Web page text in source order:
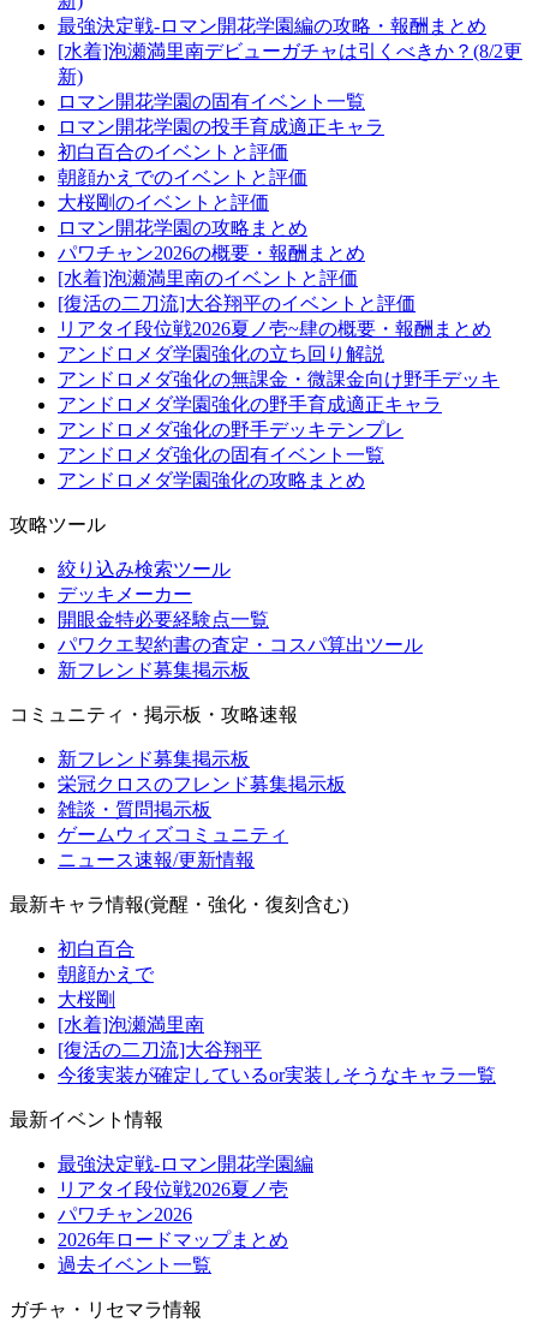
最強決定戦-ロマン開花学園編の攻略・報酬まとめ
[水着]泡瀬満里南デビューガチャは引くべきか？(8/2更
新)
ロマン開花学園の固有イベント一覧
ロマン開花学園の投手育成適正キャラ
初白百合のイベントと評価
朝顔かえでのイベントと評価
大桜剛のイベントと評価
ロマン開花学園の攻略まとめ
パワチャン2026の概要・報酬まとめ
[水着]泡瀬満里南のイベントと評価
[復活の二刀流]大谷翔平のイベントと評価
リアタイ段位戦2026夏ノ壱~肆の概要・報酬まとめ
アンドロメダ学園強化の立ち回り解説
アンドロメダ強化の無課金・微課金向け野手デッキ
アンドロメダ学園強化の野手育成適正キャラ
アンドロメダ強化の野手デッキテンプレ
アンドロメダ強化の固有イベント一覧
アンドロメダ学園強化の攻略まとめ
攻略ツール
絞り込み検索ツール
デッキメーカー
開眼金特必要経験点一覧
パワクエ契約書の査定・コスパ算出ツール
新フレンド募集掲示板
コミュニティ・掲示板・攻略速報
新フレンド募集掲示板
栄冠クロスのフレンド募集掲示板
雑談・質問掲示板
ゲームウィズコミュニティ
ニュース速報/更新情報
最新キャラ情報(覚醒・強化・復刻含む)
初白百合
朝顔かえで
大桜剛
[水着]泡瀬満里南
[復活の二刀流]大谷翔平
今後実装が確定しているor実装しそうなキャラ一覧
最新イベント情報
最強決定戦-ロマン開花学園編
リアタイ段位戦2026夏ノ壱
パワチャン2026
2026年ロードマップまとめ
過去イベント一覧
ガチャ・リセマラ情報